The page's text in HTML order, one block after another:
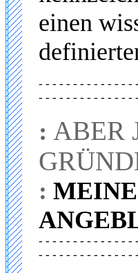
einen
- - - - - - - - - - - - - -
- - - - - - - - - - - - - -
: ABER
:
- - - - - - - - - - - - - -
- - - - - - - - - - - - - -